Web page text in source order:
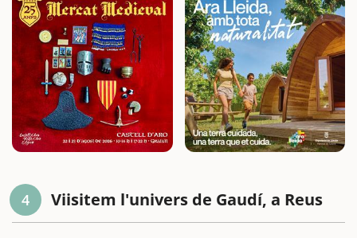
4 Viisitem l'univers de Gaudí, a Reus